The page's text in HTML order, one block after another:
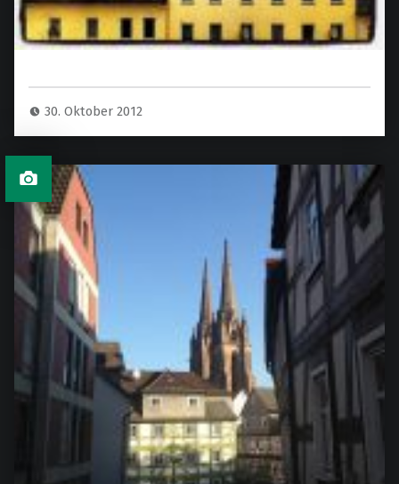
30. Oktober 2012